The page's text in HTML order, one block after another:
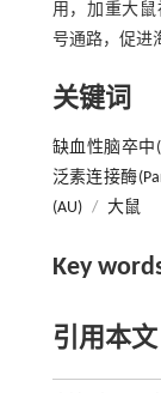
用，加重大鼠
号通路，促进
关键词
缺血性脑卒中
泛素连接酶
(AU) / 大鼠
Key
引用本文